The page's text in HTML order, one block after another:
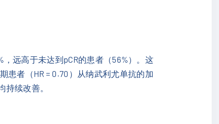
，远高于未达到pCR的患者（56%）。这
患者（HR = 0.70）从纳武利尤单抗的加
续改善。